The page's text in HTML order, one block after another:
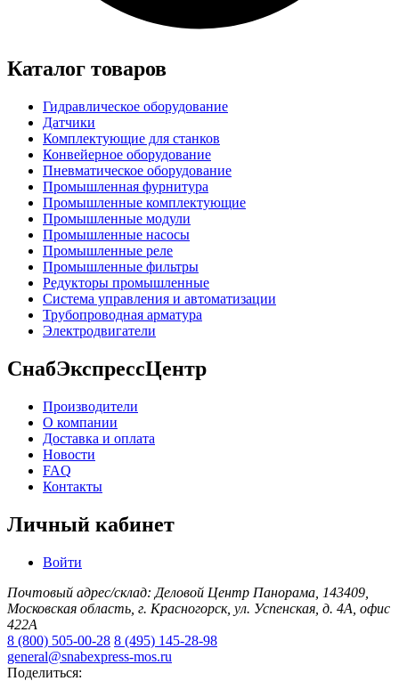
Каталог товаров
Гидравлическое оборудование
Датчики
Комплектующие для станков
Конвейерное оборудование
Пневматическое оборудование
Промышленная фурнитура
Промышленные комплектующие
Промышленные модули
Промышленные насосы
Промышленные реле
Промышленные фильтры
Редукторы промышленные
Система управления и автоматизации
Трубопроводная арматура
Электродвигатели
СнабЭкспрессЦентр
Производители
О компании
Доставка и оплата
Новости
FAQ
Контакты
Личный кабинет
Войти
Почтовый адрес/склад: Деловой Центр Панорама, 143409,
Московская область, г. Красногорск, ул. Успенская, д. 4А, офис
422А
8 (800) 505-00-28 8 (495) 145-28-98
general@snabexpress-mos.ru
Поделиться: